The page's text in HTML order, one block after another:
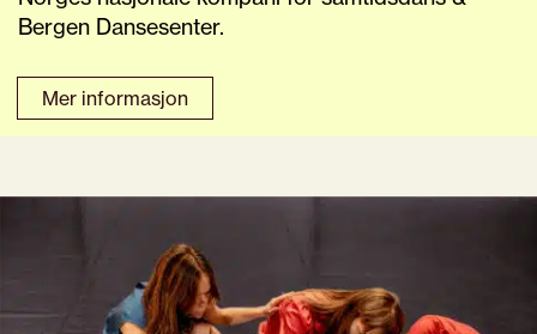
Bergen Dansesenter.
Mer informasjon